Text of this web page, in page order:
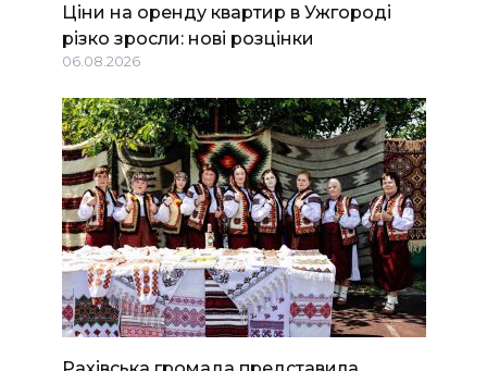
Ціни на оренду квартир в Ужгороді
різко зросли: нові розцінки
06.08.2026